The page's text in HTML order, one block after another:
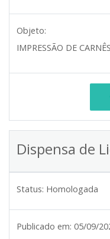
Objeto:
IMPRESSÃO DE
Dispensa de
Status: Homologada
Publicado em: 05/09/